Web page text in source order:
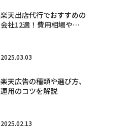
楽天出店代行でおすすめの
会社12選！費用相場や…
2025.03.03
楽天広告の種類や選び方、
運用のコツを解説
2025.02.13